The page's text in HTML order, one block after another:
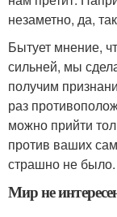
незаметно, да,
Бытует мнение,
сильней, мы
получим
раз
можно прийти
против ваших
страшно не было.
Мир не